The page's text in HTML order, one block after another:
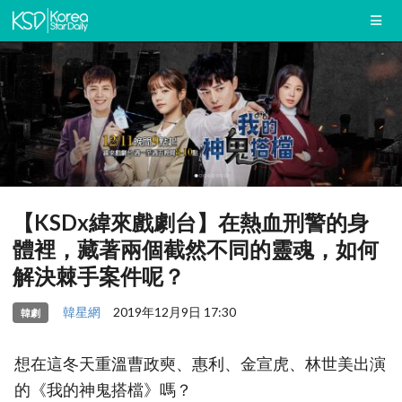
【KSDx緯來戲劇台】在熱血刑警的身
體裡，藏著兩個截然不同的靈魂，如何
解決棘手案件呢？
韓劇 韓星網 2019年12月9日 17:30
想在這冬天重溫曹政奭、惠利、金宣虎、林世美出演
的《我的神鬼搭檔》嗎？